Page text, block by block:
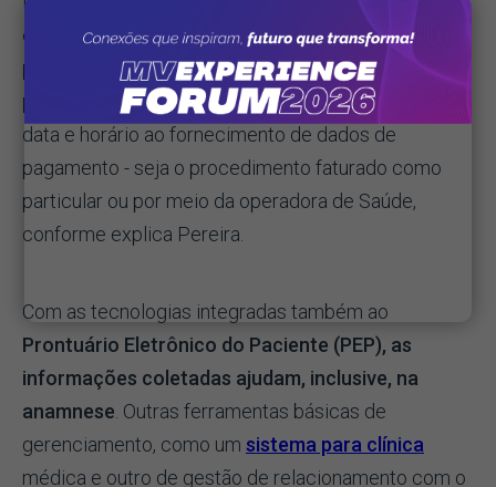
estimulam o próprio paciente a fazer todo o
processo que antes era realizado por
profissionais da instituição, da escolha da melhor
data e horário ao fornecimento de dados de
pagamento - seja o procedimento faturado como
particular ou por meio da operadora de Saúde,
conforme explica Pereira.
Com as tecnologias integradas também ao
Prontuário Eletrônico do Paciente (PEP), as
informações coletadas ajudam, inclusive, na
anamnese . Outras ferramentas básicas de
gerenciamento, como um sistema para clínica
médica e outro de gestão de relacionamento com o